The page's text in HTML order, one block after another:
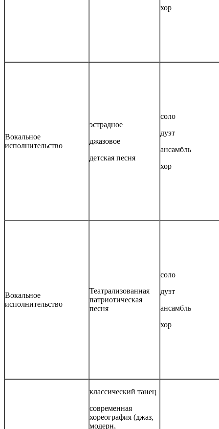
хор
Вокальное
исполнительство
эстрадное
джазовое
детская песня
соло
дуэт
ансамбль
хор
Вокальное
исполнительство
Театрализованная
патриотическая
песня
соло
дуэт
ансамбль
хор
классический танец
современная
хореография (джаз,
модерн,